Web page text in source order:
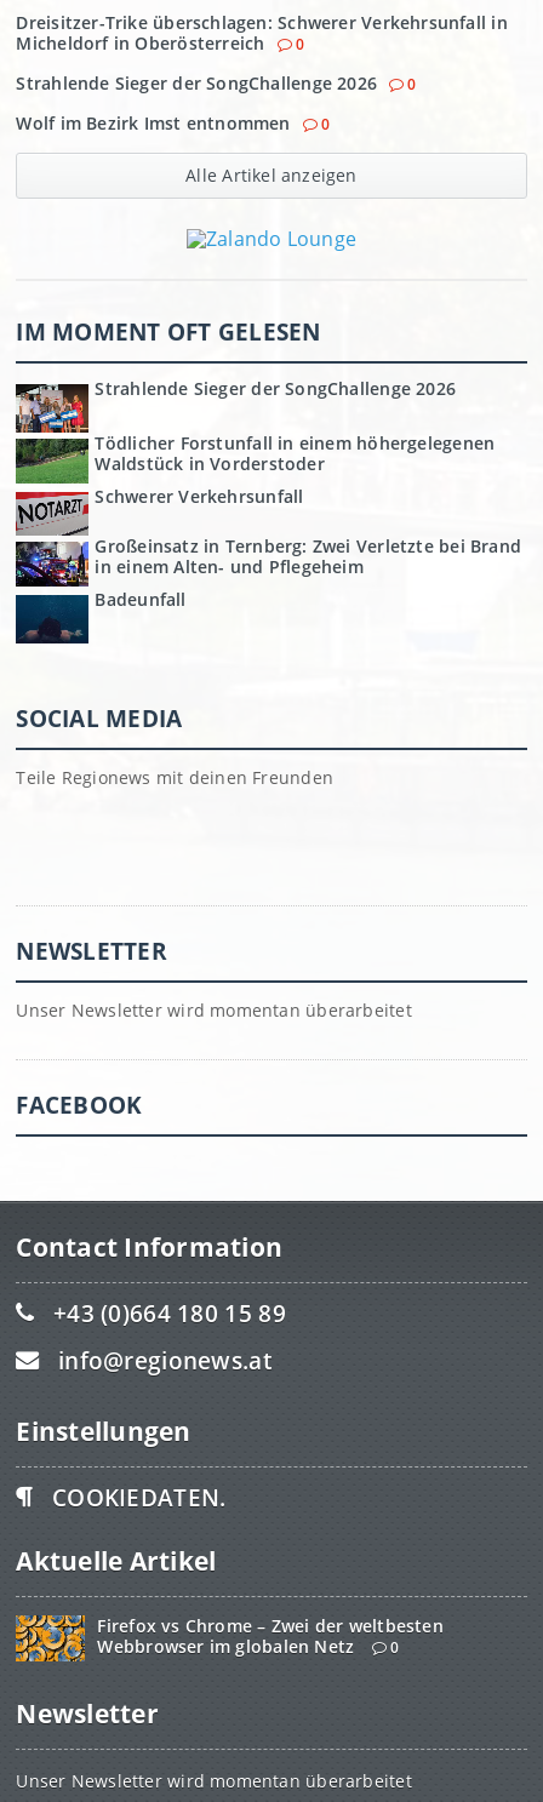
Dreisitzer-Trike überschlagen: Schwerer Verkehrsunfall in
Micheldorf in Oberösterreich
0
Strahlende Sieger der SongChallenge 2026 0
Wolf im Bezirk Imst entnommen 0
Alle Artikel anzeigen
IM MOMENT OFT GELESEN
Strahlende Sieger der SongChallenge 2026
Tödlicher Forstunfall in einem höhergelegenen
Waldstück in Vorderstoder
Schwerer Verkehrsunfall
Großeinsatz in Ternberg: Zwei Verletzte bei Brand
in einem Alten- und Pflegeheim
Badeunfall
SOCIAL MEDIA
Teile Regionews mit deinen Freunden
NEWSLETTER
Unser Newsletter wird momentan überarbeitet
FACEBOOK
Contact Information
+43 (0)664 180 15 89
info@regionews.at
Einstellungen
COOKIEDATEN.
Aktuelle Artikel
Firefox vs Chrome – Zwei der weltbesten
Webbrowser im globalen Netz
0
Newsletter
Unser Newsletter wird momentan überarbeitet